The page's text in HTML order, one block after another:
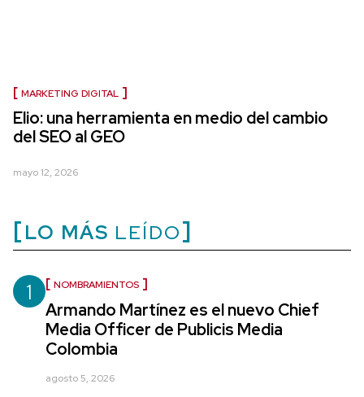
MARKETING DIGITAL
Elio: una herramienta en medio del cambio
del SEO al GEO
mayo 12, 2026
LO MÁS LEÍDO
1 NOMBRAMIENTOS
Armando Martínez es el nuevo Chief
Media Officer de Publicis Media
Colombia
agosto 5, 2026